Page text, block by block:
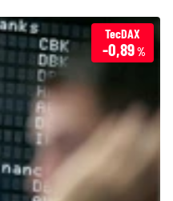
TecDAX
-0,89%